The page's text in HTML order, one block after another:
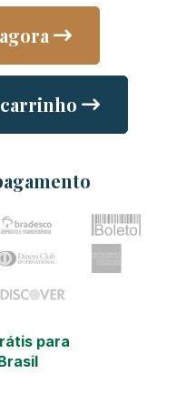
para